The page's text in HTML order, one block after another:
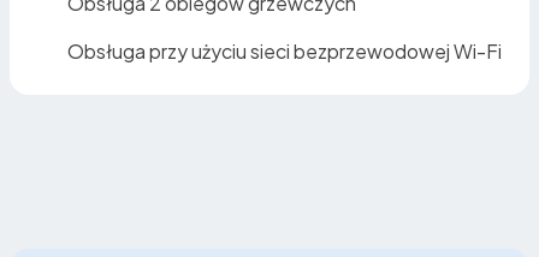
Obsługa przy użyciu sieci bezprzewodowej Wi-Fi